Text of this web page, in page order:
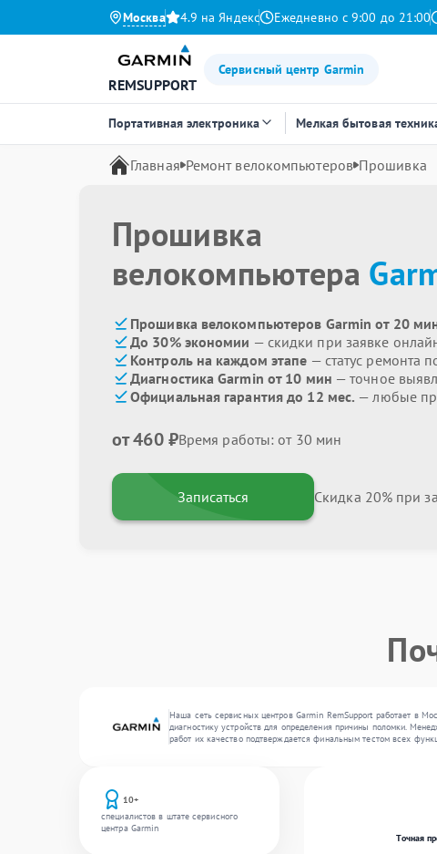
Москва 4.9 на Яндекс Ежедневно с 9:00 до 21:00
REMSUPPORT
Сервисный центр Garmin
Портативная электроника Мелкая бытовая
Главная Ремонт велокомпьютеров Прошивка
Прошивка
велокомпьютера
Прошивка велокомпьютеров Garmin от 20
До 30% экономии — скидки при заявке
Контроль на каждом этапе — статус ремонта
Диагностика Garmin от 10 мин — точное
Официальная гарантия до 12 мес. — любые
от 460 ₽Время работы: от 30 мин
Записаться Скидка 20% при
Наша сеть сервисных центров Garmin RemSupport работает в
диагностику устройств для определения причины поломки.
работ их качество подтверждается финальным тестом всех
10+
специалистов в штате сервисного
центра Garmin
Точная